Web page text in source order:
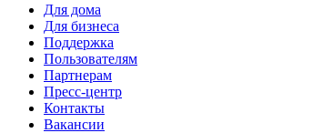
Для дома
Для бизнеса
Поддержка
Пользователям
Партнерам
Пресс-центр
Контакты
Вакансии